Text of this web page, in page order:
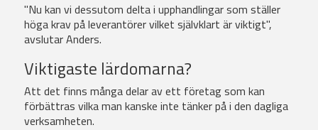
"Nu kan vi dessutom delta i upphandlingar som ställer
höga krav på leverantörer vilket självklart är viktigt",
avslutar Anders.
Viktigaste lärdomarna?
Att det finns många delar av ett företag som kan
förbättras vilka man kanske inte tänker på i den dagliga
verksamheten.